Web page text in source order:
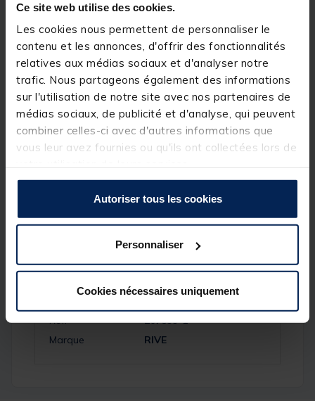
Ce site web utilise des cookies.
Les cookies nous permettent de personnaliser le
contenu et les annonces, d'offrir des fonctionnalités
relatives aux médias sociaux et d'analyser notre
trafic. Nous partageons également des informations
sur l'utilisation de notre site avec nos partenaires de
médias sociaux, de publicité et d'analyse, qui peuvent
combiner celles-ci avec d'autres informations que
vous leur avez fournies ou qu'ils ont collectées lors de
Autoriser tous les cookies
Personnaliser
Cookies nécessaires uniquement
• Antenne plastique
• Waggler Coulissant
• Pêche à grande distance
• Très précis au lancer
Détails
Conditionnement: 5
Poids: 3 + 6 gr
Spécifications
Réf.
207899-1
Marque
RIVE